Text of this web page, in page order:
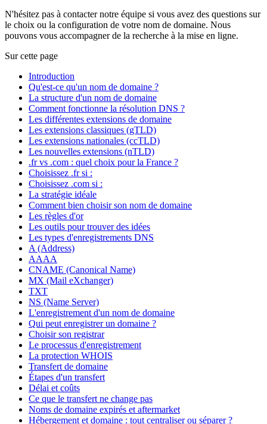
N'hésitez pas à contacter notre équipe si vous avez des questions sur
le choix ou la configuration de votre nom de domaine. Nous
pouvons vous accompagner de la recherche à la mise en ligne.
Sur cette page
Introduction
Qu'est-ce qu'un nom de domaine ?
La structure d'un nom de domaine
Comment fonctionne la résolution DNS ?
Les différentes extensions de domaine
Les extensions classiques (gTLD)
Les extensions nationales (ccTLD)
Les nouvelles extensions (nTLD)
.fr vs .com : quel choix pour la France ?
Choisissez .fr si :
Choisissez .com si :
La stratégie idéale
Comment bien choisir son nom de domaine
Les règles d'or
Les outils pour trouver des idées
Les types d'enregistrements DNS
A (Address)
AAAA
CNAME (Canonical Name)
MX (Mail eXchanger)
TXT
NS (Name Server)
L'enregistrement d'un nom de domaine
Qui peut enregistrer un domaine ?
Choisir son registrar
Le processus d'enregistrement
La protection WHOIS
Transfert de domaine
Étapes d'un transfert
Délai et coûts
Ce que le transfert ne change pas
Noms de domaine expirés et aftermarket
Hébergement et domaine : tout centraliser ou séparer ?